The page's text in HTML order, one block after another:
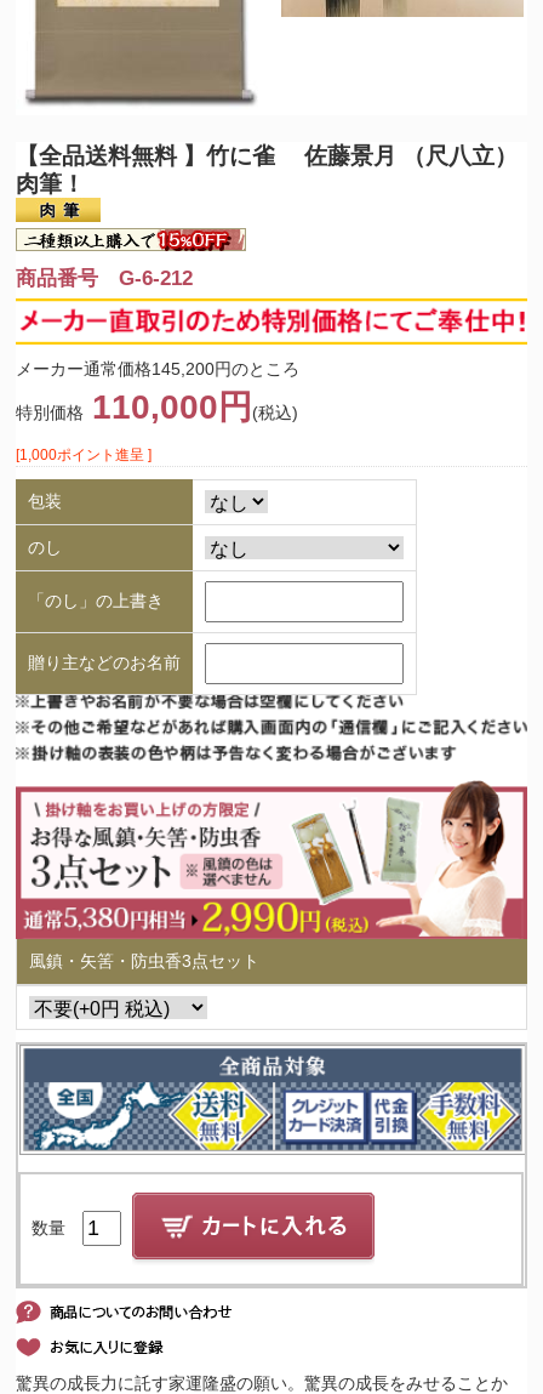
【全品送料無料 】竹に雀 佐藤景月 （尺八立）
肉筆！
商品番号 G-6-212
メーカー通常価格145,200円のところ
特別価格 110,000円 (税込)
[1,000ポイント進呈 ]
包装
のし
「のし」の上書き
贈り主などのお名前
風鎮・矢筈・防虫香3点セット
数量
驚異の成長力に託す家運隆盛の願い。驚異の成長をみせることか